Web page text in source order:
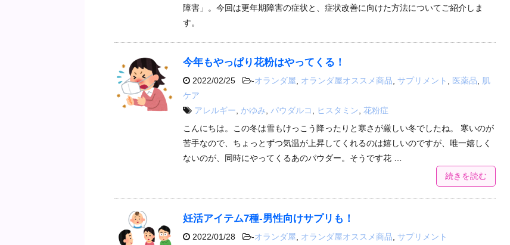
障害」。今回は更年期障害の症状と、症状改善に向けた方法についてご紹介しま
す。
今年もやっぱり花粉はやってくる！
2022/02/25 -オランダ屋 オランダ屋オススメ商品 サプリメント 医薬品
肌
ケア
アレルギー かゆみ パウダルコ ヒスタミン 花粉症
こんにちは。この冬は雪もけっこう降ったりと寒さが厳しい冬でしたね。 寒いのが
苦手なので、ちょっとずつ気温が上昇してくれるのは嬉しいのですが、唯一嬉しく
ないのが、同時にやってくるあのパウダー。そうです花 …
続きを読む
妊活アイテム7種-男性向けサプリも！
2022/01/28 -オランダ屋, オランダ屋オススメ商品, サプリメント